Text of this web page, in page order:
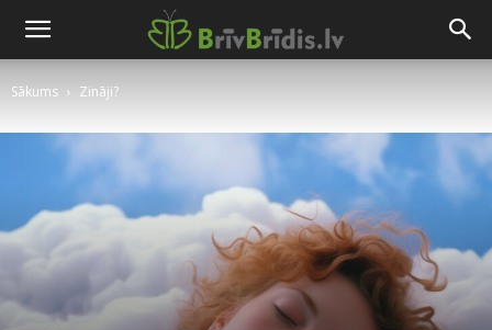
Sākums Zināji?